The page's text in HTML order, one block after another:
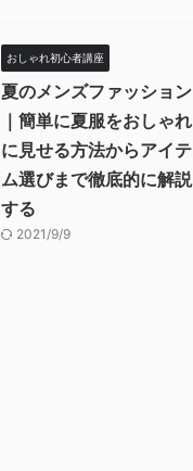
おしゃれ初心者講座
夏のメンズファッション
｜簡単に夏服をおしゃれ
に見せる方法からアイテ
ム選びまで徹底的に解説
する
2021/9/9